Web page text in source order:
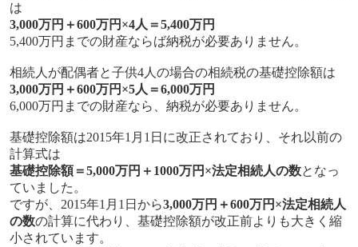
は
3,000万円＋600万円×4人＝5,400万円
5,400万円までの財産ならば納税が必要ありません。
相続人が配偶者と子供4人の場合の相続税の基礎控除額は
3,000万円＋600万円×5人＝6,000万円
6,000万円までの財産なら、納税が必要ありません。
基礎控除額は2015年1月1日に改正されており、それ以前の
計算式は
基礎控除額＝5,000万円＋1000万円×法定相続人の数となっ
ていました。
ですが、2015年1月1日から3,000万円＋600万円×法定相続人
の数の計算に代わり、基礎控除額が改正前よりも大きく縮
小されています。